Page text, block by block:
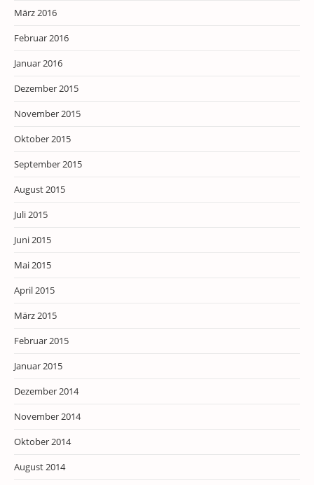
März 2016
Februar 2016
Januar 2016
Dezember 2015
November 2015
Oktober 2015
September 2015
August 2015
Juli 2015
Juni 2015
Mai 2015
April 2015
März 2015
Februar 2015
Januar 2015
Dezember 2014
November 2014
Oktober 2014
August 2014